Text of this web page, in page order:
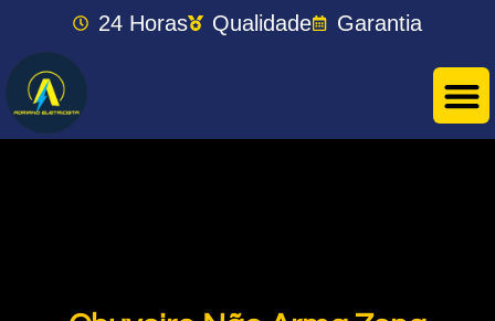
24 Horas Qualidade Garantia